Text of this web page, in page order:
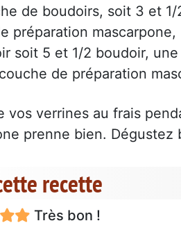
de boudoirs, soit 3 et
préparation
soit 5 et 1/2 boudoir,
de préparation
vos verrines au frais
prenne bien. Dégustez
recette
Très bon !